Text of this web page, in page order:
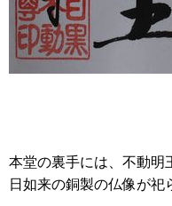
本堂の裏手には、不動明
日如来の銅製の仏像が祀